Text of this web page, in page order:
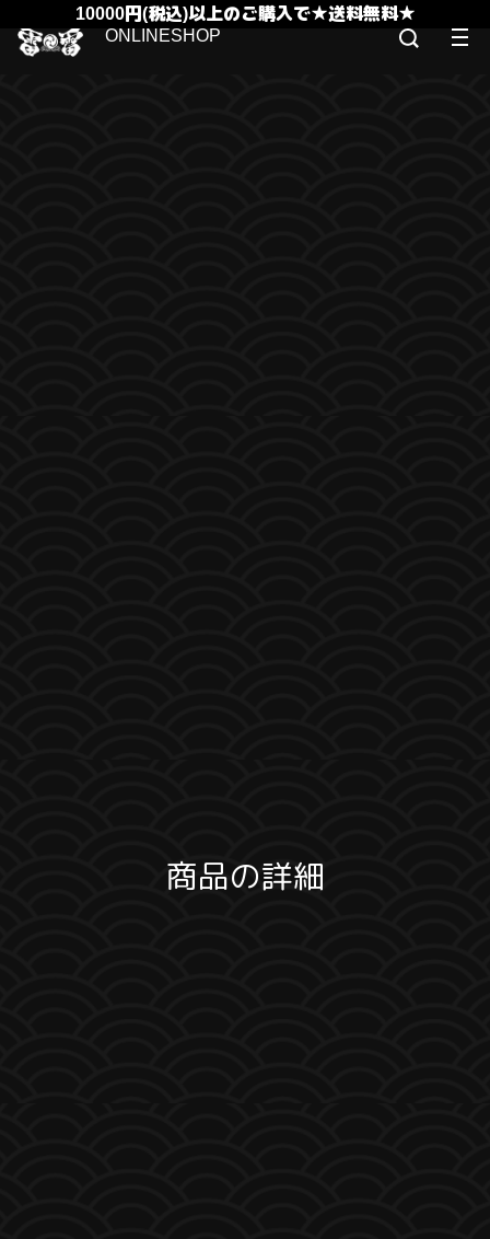
10000円(税込)以上のご購入で★送料無料★
商品の詳細
ONLINESHOP